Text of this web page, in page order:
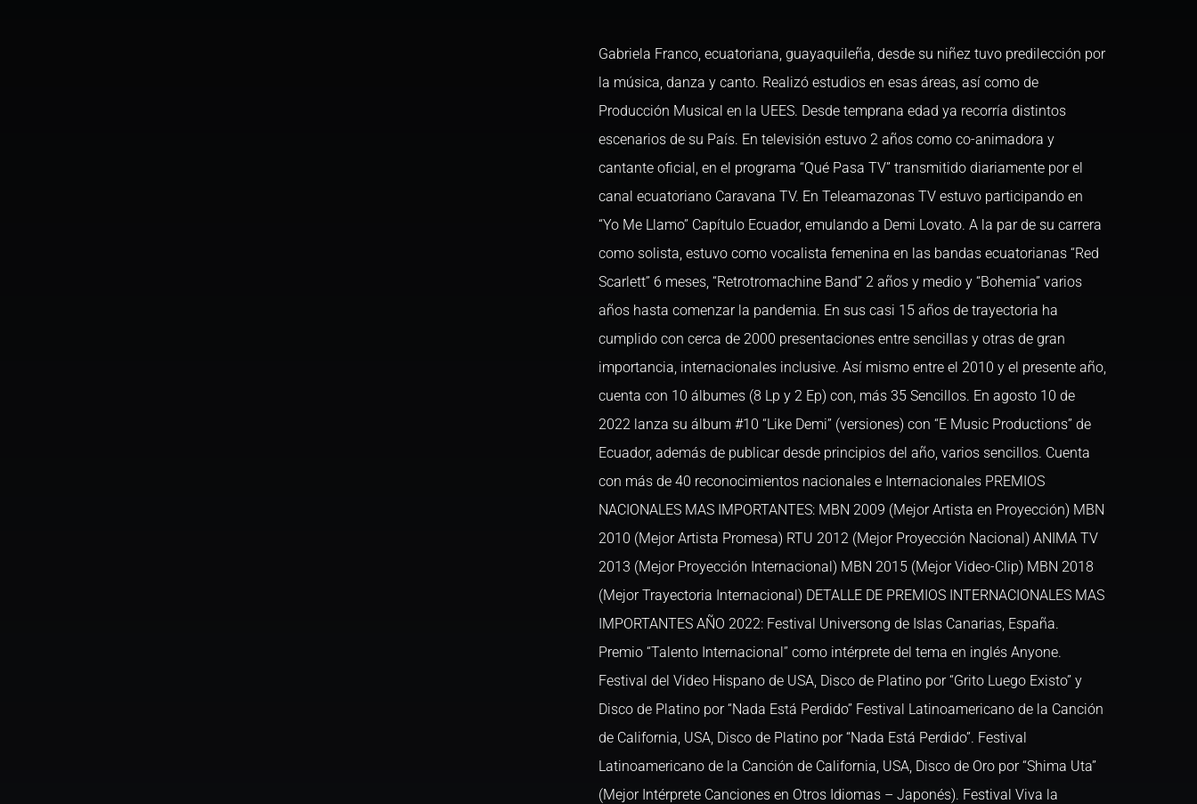
Gabriela Franco, ecuatoriana, guayaquileña, desde su niñez tuvo predilección por
la música, danza y canto. Realizó estudios en esas áreas, así como de
Producción Musical en la UEES. Desde temprana edad ya recorría distintos
escenarios de su País. En televisión estuvo 2 años como co-animadora y
cantante oficial, en el programa “Qué Pasa TV” transmitido diariamente por el
canal ecuatoriano Caravana TV. En Teleamazonas TV estuvo participando en
“Yo Me Llamo” Capítulo Ecuador, emulando a Demi Lovato. A la par de su carrera
como solista, estuvo como vocalista femenina en las bandas ecuatorianas “Red
Scarlett” 6 meses, “Retrotromachine Band” 2 años y medio y “Bohemia” varios
años hasta comenzar la pandemia. En sus casi 15 años de trayectoria ha
cumplido con cerca de 2000 presentaciones entre sencillas y otras de gran
importancia, internacionales inclusive. Así mismo entre el 2010 y el presente año,
cuenta con 10 álbumes (8 Lp y 2 Ep) con, más 35 Sencillos. En agosto 10 de
2022 lanza su álbum #10 “Like Demi” (versiones) con “E Music Productions” de
Ecuador, además de publicar desde principios del año, varios sencillos. Cuenta
con más de 40 reconocimientos nacionales e Internacionales PREMIOS
NACIONALES MAS IMPORTANTES: MBN 2009 (Mejor Artista en Proyección) MBN
2010 (Mejor Artista Promesa) RTU 2012 (Mejor Proyección Nacional) ANIMA TV
2013 (Mejor Proyección Internacional) MBN 2015 (Mejor Video-Clip) MBN 2018
(Mejor Trayectoria Internacional) DETALLE DE PREMIOS INTERNACIONALES MAS
IMPORTANTES AÑO 2022: Festival Universong de Islas Canarias, España.
Premio “Talento Internacional” como intérprete del tema en inglés Anyone.
Festival del Video Hispano de USA, Disco de Platino por “Grito Luego Existo” y
Disco de Platino por “Nada Está Perdido” Festival Latinoamericano de la Canción
de California, USA, Disco de Platino por “Nada Está Perdido”. Festival
Latinoamericano de la Canción de California, USA, Disco de Oro por “Shima Uta”
(Mejor Intérprete Canciones en Otros Idiomas – Japonés). Festival Viva la